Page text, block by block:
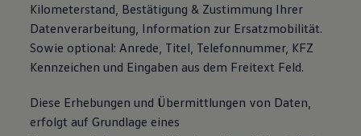
Kilometerstand, Bestätigung & Zustimmung Ihrer
Datenverarbeitung, Information zur Ersatzmobilität.
Sowie optional: Anrede, Titel, Telefonnummer, KFZ
Kennzeichen und Eingaben aus dem Freitext Feld.
Diese Erhebungen und Übermittlungen von Daten,
erfolgt auf Grundlage eines